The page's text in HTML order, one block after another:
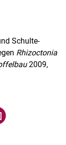
Schulte-
Rhizoctonia
2009,
teilen
über Facebook